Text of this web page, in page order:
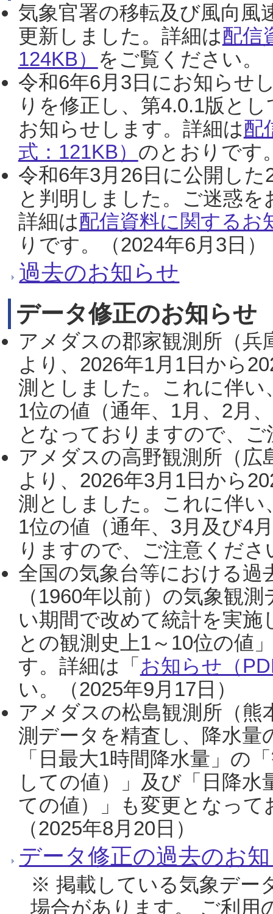
気象官署の移転及び風向風
更新しました。詳細は配信
124KB） をご覧ください。
令和6年6月3日にお知らせ
りを修正し、第4.0.1版と
お知らせします。詳細は配
式：121KB） のとおりです
令和6年3月26日に公開し
と判明しました。ご迷惑
詳細は配信資料に関するお
りです。（2024年6月3日）
過去のお知らせ
データ修正のお知らせ
アメダスの郡家観測所（
より、2026年1月1日から
測としました。これに伴い
1位の値（通年、1月、2月
となっておりますので、
アメダスの高野観測所（
より、2026年3月1日から
測としました。これに伴い
1位の値（通年、3月及び4
りますので、ご注意くだ
全国の気象台等における過
（1960年以前）の気象観
い期間で改めて統計を実
との観測史上1～10位の値
す。詳細は「 お知らせ（
い。（2025年9月17日）
アメダスの松島観測所（熊
測データを精査し、降水
「日最大1時間降水量」の
しての値）」及び「日降
ての値）」も変更となっ
（2025年8月20日）
データ修正の過去のお
※ 掲載している気象デー
場合があります。 ご利用